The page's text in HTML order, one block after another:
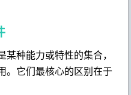
种能力或特性的集合，
。它们最核心的区别在于